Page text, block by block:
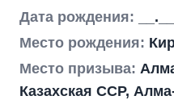
Дата рождения:
Место рождения:
Место призыва:
Казахская ССР,